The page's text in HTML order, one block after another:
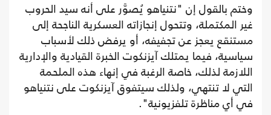
وختم بالقول إن "نتنياهو يُصوَّر على أنه سيد الحروب
غير المكتملة، وتتحول إنجازاته العسكرية الناجحة إلى
مستنقع يعجز عن تجفيفه، أو يرفض ذلك لأسباب
سياسية، فيما يمتلك آيزنكوت الخبرة القيادية والإدارية
اللازمة لذلك، خاصة الرغبة في إنهاء هذه الملحمة
التي لا تنتهي، ولذلك سيتفوق آيزنكوت على نتنياهو
في أي مناظرة تلفزيونية".